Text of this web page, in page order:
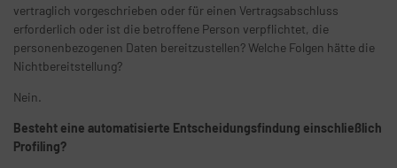
vertraglich vorgeschrieben oder für einen Vertragsabschluss
erforderlich oder ist die betroffene Person verpflichtet, die
personenbezogenen Daten bereitzustellen? Welche Folgen hätte die
Nichtbereitstellung?
Nein.
Besteht eine automatisierte Entscheidungsfindung einschließlich
Profiling?